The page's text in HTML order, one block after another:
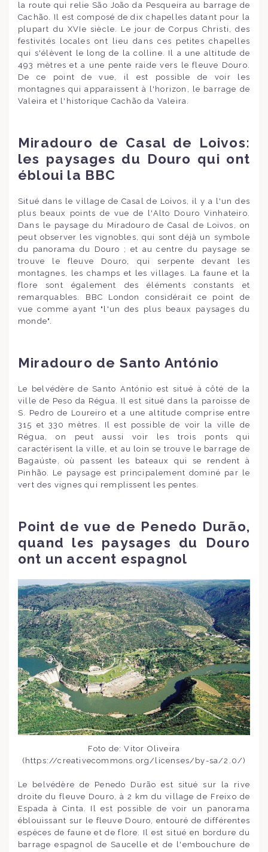
la route qui relie São João da Pesqueira au barrage de
Cachão. Il est composé de dix chapelles datant pour la
plupart du XVIe siècle. Le jour de Corpus Christi, des
festivités locales ont lieu dans ces petites chapelles
qui s'élèvent le long de la colline. Il a une altitude de
493 mètres et a une pente raide vers le fleuve Douro.
De ce point de vue, il est possible de voir les
montagnes qui apparaissent à l'horizon, le barrage de
Valeira et l'historique Cachão da Valeira.
Miradouro de Casal de Loivos:
les paysages du Douro qui ont
ébloui la BBC
Situé dans le village de Casal de Loivos, il y a l'un des
plus beaux points de vue de l'Alto Douro Vinhateiro.
Dans le paysage du Miradouro de Casal de Loivos, on
peut observer les vignobles, qui sont déjà un symbole
du panorama du Douro ; et au centre du paysage se
trouve le fleuve Douro, qui serpente devant les
montagnes, les champs et les villages. La faune et la
flore sont également des éléments constants et
remarquables. BBC London considérait ce point de
vue comme ayant "l'un des plus beaux paysages du
monde".
Miradouro de Santo António
Le belvédère de Santo António est situé à côté de la
ville de Peso da Régua. Il est situé dans la paroisse de
S. Pedro de Loureiro et a une altitude comprise entre
315 et 330 mètres. Il est possible de voir la ville de
Régua, on peut aussi voir les trois ponts qui
caractérisent la ville, et au loin se trouve le barrage de
Bagaúste, où passent les bateaux qui se rendent à
Pinhão. Le paysage est principalement dominé par le
vert des vignes qui remplissent les pentes.
Point de vue de Penedo Durão,
quand les paysages du Douro
ont un accent espagnol
Foto de: Vitor Oliveira
(https://creativecommons.org/licenses/by-sa/2.0/)
Le belvédère de Penedo Durão est situé sur la rive
droite du fleuve Douro, à 2 km du village de Freixo de
Espada à Cinta. Il est possible de voir un panorama
éblouissant sur le fleuve Douro, entouré de différentes
espèces de faune et de flore. Il est situé en bordure du
barrage espagnol de Saucelle et de l'embouchure de